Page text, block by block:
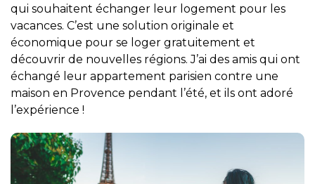
qui souhaitent échanger leur logement pour les
vacances. C’est une solution originale et
économique pour se loger gratuitement et
découvrir de nouvelles régions. J’ai des amis qui ont
échangé leur appartement parisien contre une
maison en Provence pendant l’été, et ils ont adoré
l’expérience !